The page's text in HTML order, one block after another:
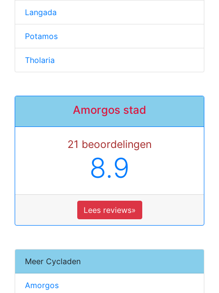
Langada
Potamos
Tholaria
Amorgos stad
21 beoordelingen
8.9
Lees reviews»
Meer Cycladen
Amorgos